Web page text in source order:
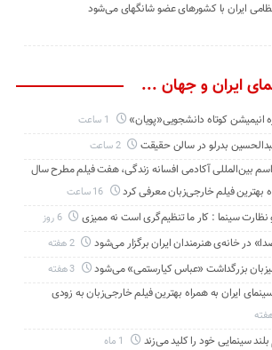
ایران با کشور‌های عضو شانگهای می‌شود
ایران و جهان ...
انیمیشن کوتاه دانشجویی«پویان»
بدرلو در سالن حقیقت 2 ساعت
بین‌المللی آکادمی افسانه زندگی، هفت فیلم مطرح سال
بهترین فیلم خارجی‌زبان معرفی کرد
16 ساعت
نظارت سینما : کار ما تنظیم‌گری است نه ممیزی 6 روز
در خانه‌ی هنرمندان ایران برگزار می‌شود 2 هفته
بزرگداشت «عباس کیارستمی» می‌شود 3 هفته
ایران به همراه بهترین فیلم خارجی‌زبان به زودی
سینمایی خود را کلید می‌زند